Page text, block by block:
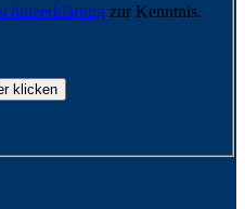
zur Kenntnis.
klicken